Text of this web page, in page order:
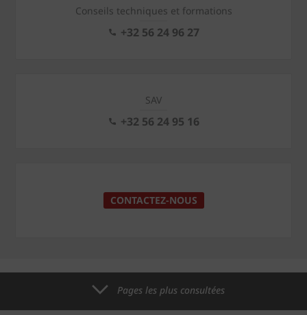
Conseils techniques et formations
+32 56 24 96 27
SAV
+32 56 24 95 16
CONTACTEZ-NOUS
Pages les plus consultées